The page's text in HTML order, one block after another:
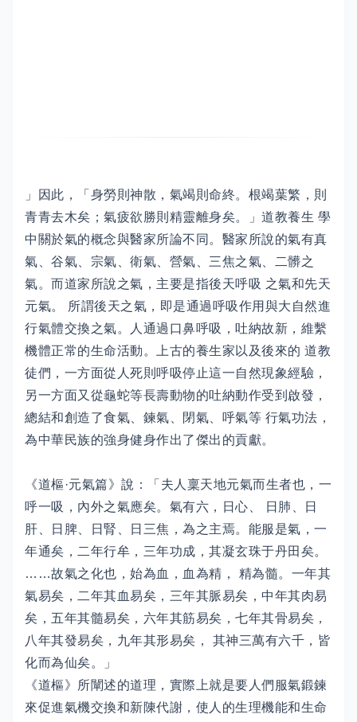
」因此，「身勞則神散，氣竭則命終。根竭葉繁，則
青青去木矣；氣疲欲勝則精靈離身矣。」道教養生 學
中關於氣的概念與醫家所論不同。醫家所說的氣有真
氣、谷氣、宗氣、衛氣、營氣、三焦之氣、二髒之
氣。而道家所說之氣，主要是指後天呼吸 之氣和先天
元氣。 所謂後天之氣，即是通過呼吸作用與大自然進
行氣體交換之氣。人通過口鼻呼吸，吐納故新，維繫
機體正常的生命活動。上古的養生家以及後來的 道教
徒們，一方面從人死則呼吸停止這一自然現象經驗，
另一方面又從龜蛇等長壽動物的吐納動作受到啟發，
總結和創造了食氣、鍊氣、閉氣、呼氣等 行氣功法，
為中華民族的強身健身作出了傑出的貢獻。
《道樞·元氣篇》說：「夫人稟天地元氣而生者也，一
呼一吸，內外之氣應矣。氣有六，日心、 日肺、日
肝、日脾、日腎、日三焦，為之主焉。能服是氣，一
年通矣，二年行牟，三年功成，其凝玄珠于丹田矣。
……故氣之化也，始為血，血為精， 精為髓。一年其
氣易矣，二年其血易矣，三年其脈易矣，中年其肉易
矣，五年其髓易矣，六年其筋易矣，七年其骨易矣，
八年其發易矣，九年其形易矣， 其神三萬有六千，皆
化而為仙矣。」
《道樞》所闡述的道理，實際上就是要人們服氣鍛鍊
來促進氣機交換和新陳代謝，使人的生理機能和生命